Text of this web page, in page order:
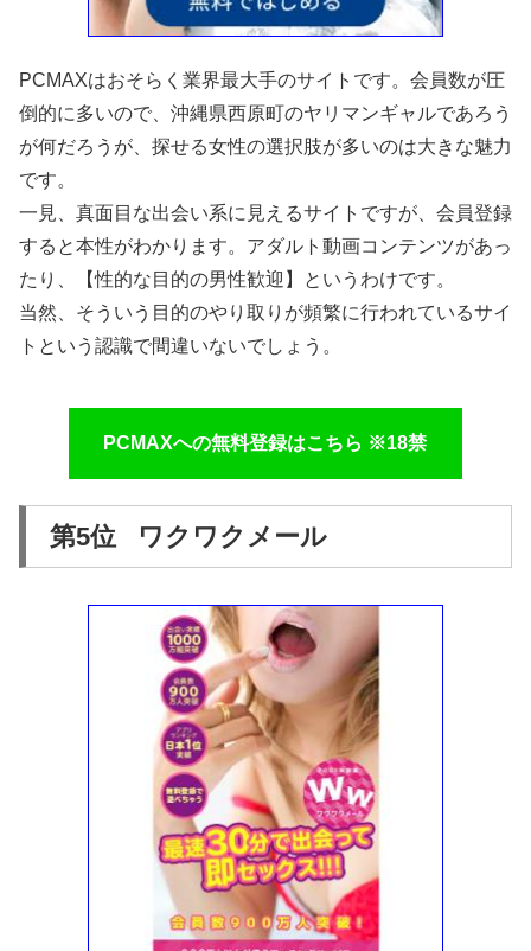
PCMAXはおそらく業界最大手のサイトです。会員数が圧
倒的に多いので、沖縄県西原町のヤリマンギャルであろう
が何だろうが、探せる女性の選択肢が多いのは大きな魅力
です。
一見、真面目な出会い系に見えるサイトですが、会員登録
すると本性がわかります。アダルト動画コンテンツがあっ
たり、【性的な目的の男性歓迎】というわけです。
当然、そういう目的のやり取りが頻繁に行われているサイ
トという認識で間違いないでしょう。
PCMAXへの無料登録はこちら ※18禁
第5位 ワクワクメール